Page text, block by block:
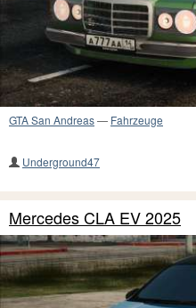
GTA San Andreas— Fahrzeuge
Underground47
Mercedes CLA EV 2025